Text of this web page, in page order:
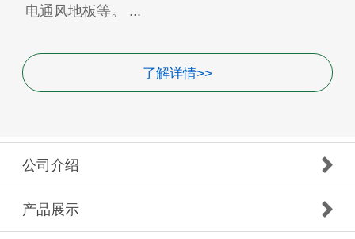
电通风地板等。 ...
了解详情>>
公司介绍
产品展示